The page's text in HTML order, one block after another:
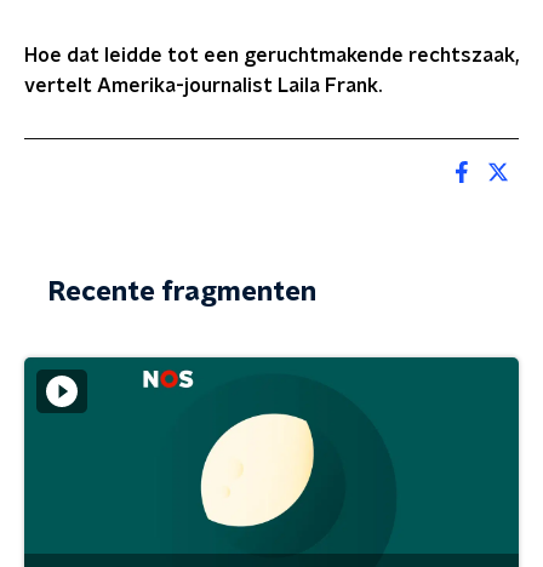
Hoe dat leidde tot een geruchtmakende rechtszaak,
vertelt Amerika-journalist Laila Frank.
Recente fragmenten